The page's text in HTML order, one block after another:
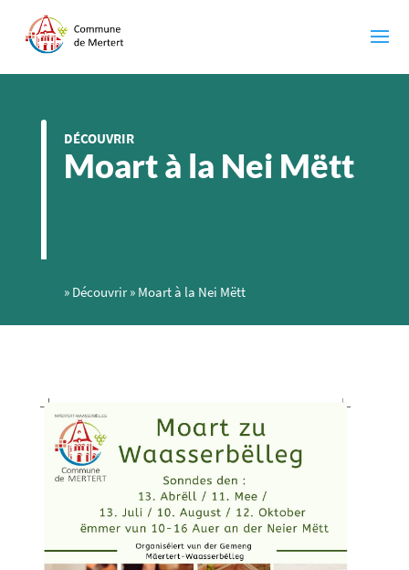
DÉCOUVRIR
Moart à la Nei Mëtt
» Découvrir » Moart à la Nei Mëtt